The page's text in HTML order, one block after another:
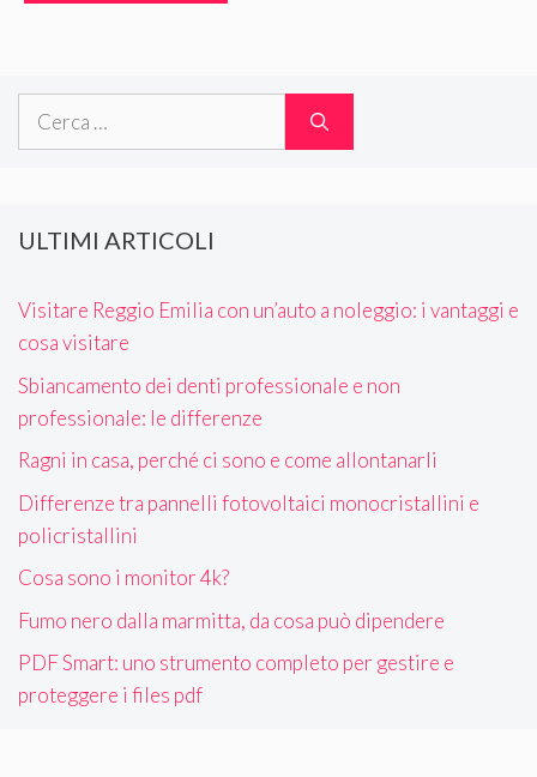
Ricerca
ULTIMI ARTICOLI
Visitare Reggio Emilia con un’auto a noleggio: i vantaggi e
cosa visitare
Sbiancamento dei denti professionale e non
professionale: le differenze
Ragni in casa, perché ci sono e come allontanarli
Differenze tra pannelli fotovoltaici monocristallini e
policristallini
Cosa sono i monitor 4k?
Fumo nero dalla marmitta, da cosa può dipendere
PDF Smart: uno strumento completo per gestire e
proteggere i files pdf